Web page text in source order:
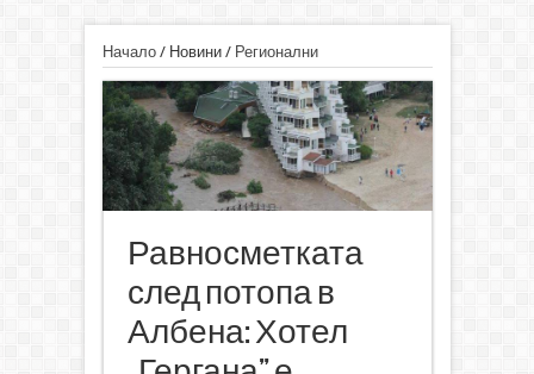
Начало/ Новини/ Регионални
Равносметката
след потопа в
Албена: Хотел